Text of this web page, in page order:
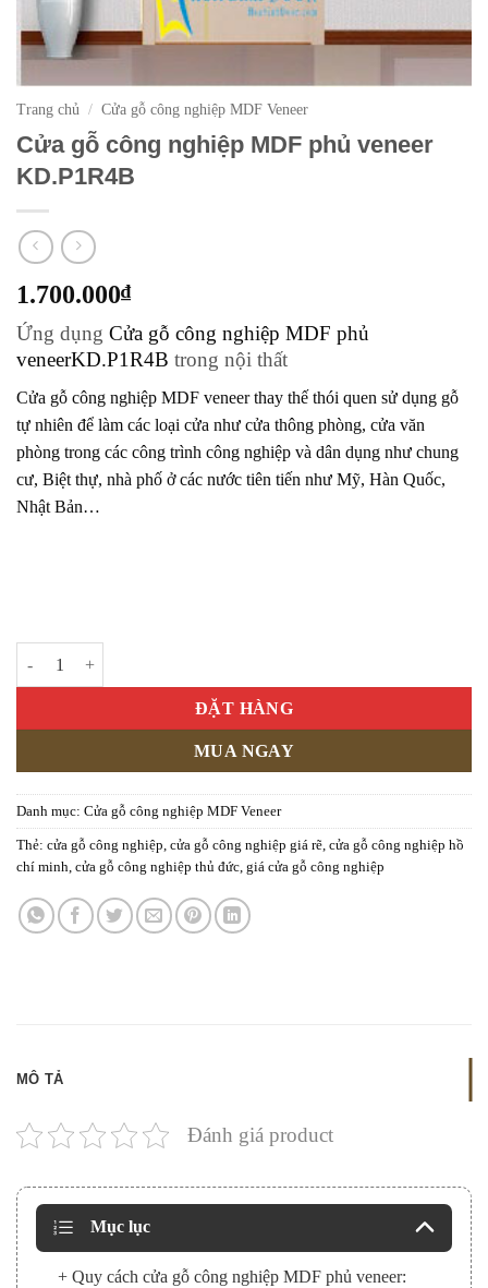
Trang chủ / Cửa gỗ công nghiệp MDF Veneer
Cửa gỗ công nghiệp MDF phủ veneer
KD.P1R4B
1.700.000₫
Ứng dụng Cửa gỗ công nghiệp MDF phủ
veneerKD.P1R4B trong nội thất
Cửa gỗ công nghiệp MDF veneerthay thế thói quen sử dụng gỗ
tự nhiên để làm các loại cửa như cửa thông phòng, cửa văn
phòng trong các công trình công nghiệp và dân dụng như chung
cư, Biệt thự, nhà phố ở các nước tiên tiến như Mỹ, Hàn Quốc,
Nhật Bản…
ĐẶT HÀNG
MUA NGAY
Danh mục: Cửa gỗ công nghiệp MDF Veneer
Thẻ: cửa gỗ công nghiệp, cửa gỗ công nghiệp giá rẽ, cửa gỗ công nghiệp hồ
chí minh, cửa gỗ công nghiệp thủ đức, giá cửa gỗ công nghiệp
MÔ TẢ
Đánh giá product
Mục lục
+ Quy cách cửa gỗ công nghiệp MDF phủ veneer: